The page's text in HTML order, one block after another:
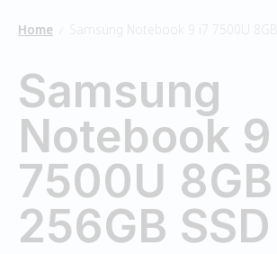
Home Samsung Notebook 9 i7 7500U 8GB
Samsung
Notebook
7500U
256GB SSD